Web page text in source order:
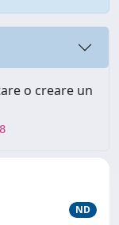
o creare un
ND